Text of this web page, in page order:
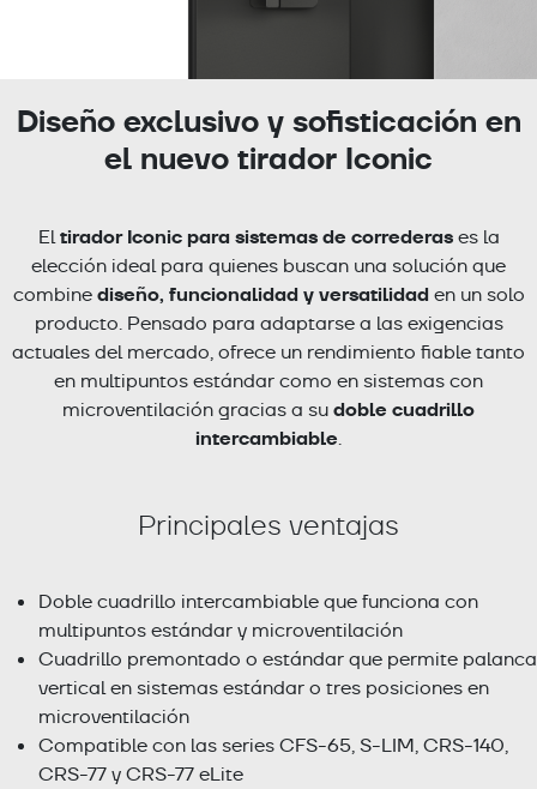
Diseño exclusivo y sofisticación en
el nuevo tirador Iconic
Eltirador Iconic para sistemas de correderases la
elección ideal para quienes buscan una solución que
combinediseño, funcionalidad y versatilidaden un solo
producto. Pensado para adaptarse a las exigencias
actuales del mercado, ofrece un rendimiento fiable tanto
en multipuntos estándar como en sistemas con
microventilación gracias a sudoble cuadrillo
intercambiable.
Principales ventajas
Doble cuadrillo intercambiable que funciona con
multipuntos estándar y microventilación
Cuadrillo premontado o estándar que permite palanca
vertical en sistemas estándar o tres posiciones en
microventilación
Compatible con las series CFS-65, S-LIM, CRS-140,
CRS-77 y CRS-77 eLite